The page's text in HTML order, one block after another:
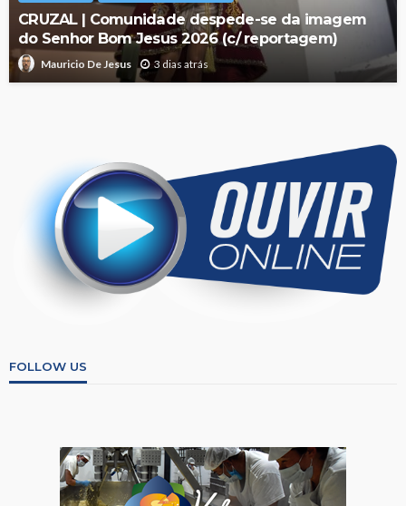
CRUZAL | Comunidade despede-se da imagem
do Senhor Bom Jesus 2026 (c/ reportagem)
Mauricio De Jesus 3 dias atrás
FOLLOW US